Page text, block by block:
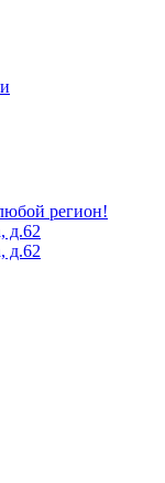
регион!
д.62
д.62